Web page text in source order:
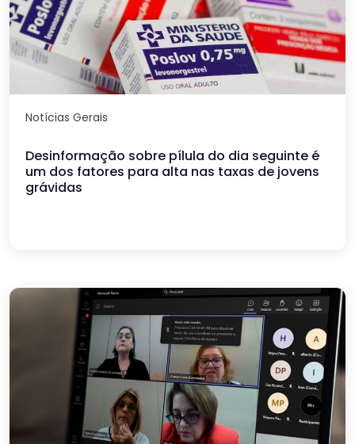
Notícias Gerais
Desinformação sobre pílula do dia seguinte é
um dos fatores para alta nas taxas de jovens
grávidas